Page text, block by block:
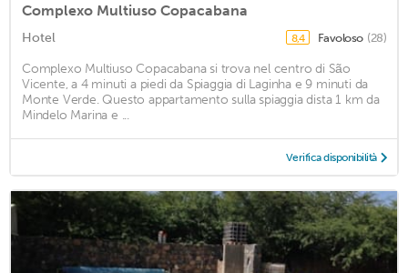
Complexo Multiuso Copacabana
Hotel 8,4 Favoloso (28)
Complexo Multiuso Copacabana si trova nel centro di São
Vicente, a 4 minuti a piedi da Spiaggia di Laginha e 9 minuti da
Monte Verde. Questo appartamento sulla spiaggia dista 1 km da
Mindelo Marina e ...
Verifica disponibilità